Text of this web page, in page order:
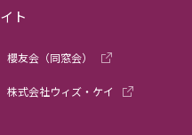
ト
櫻友会（同窓会）
株式会社ウィズ・ケイ